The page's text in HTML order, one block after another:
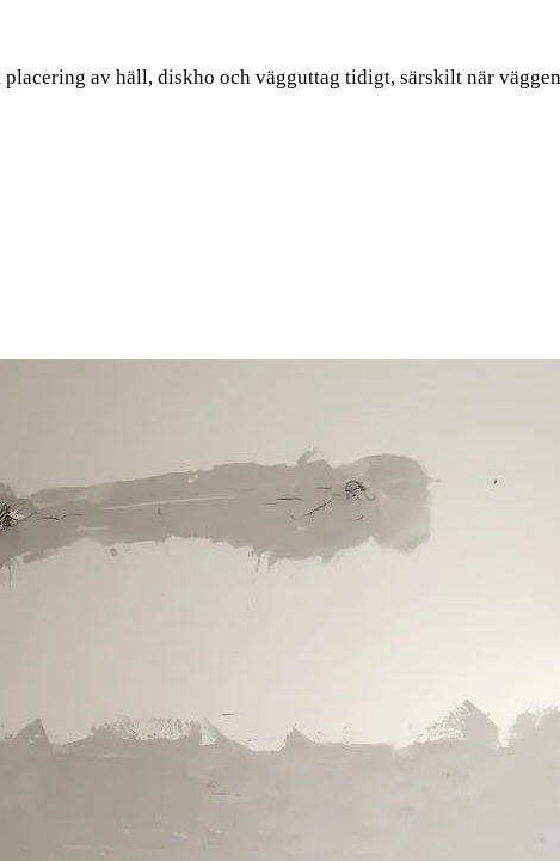
av häll, diskho och vägguttag tidigt, särskilt när